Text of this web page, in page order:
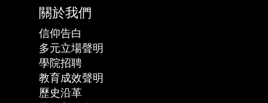
關於我們
信仰告白
多元立場聲明
學院招聘
教育成效聲明
歷史沿革